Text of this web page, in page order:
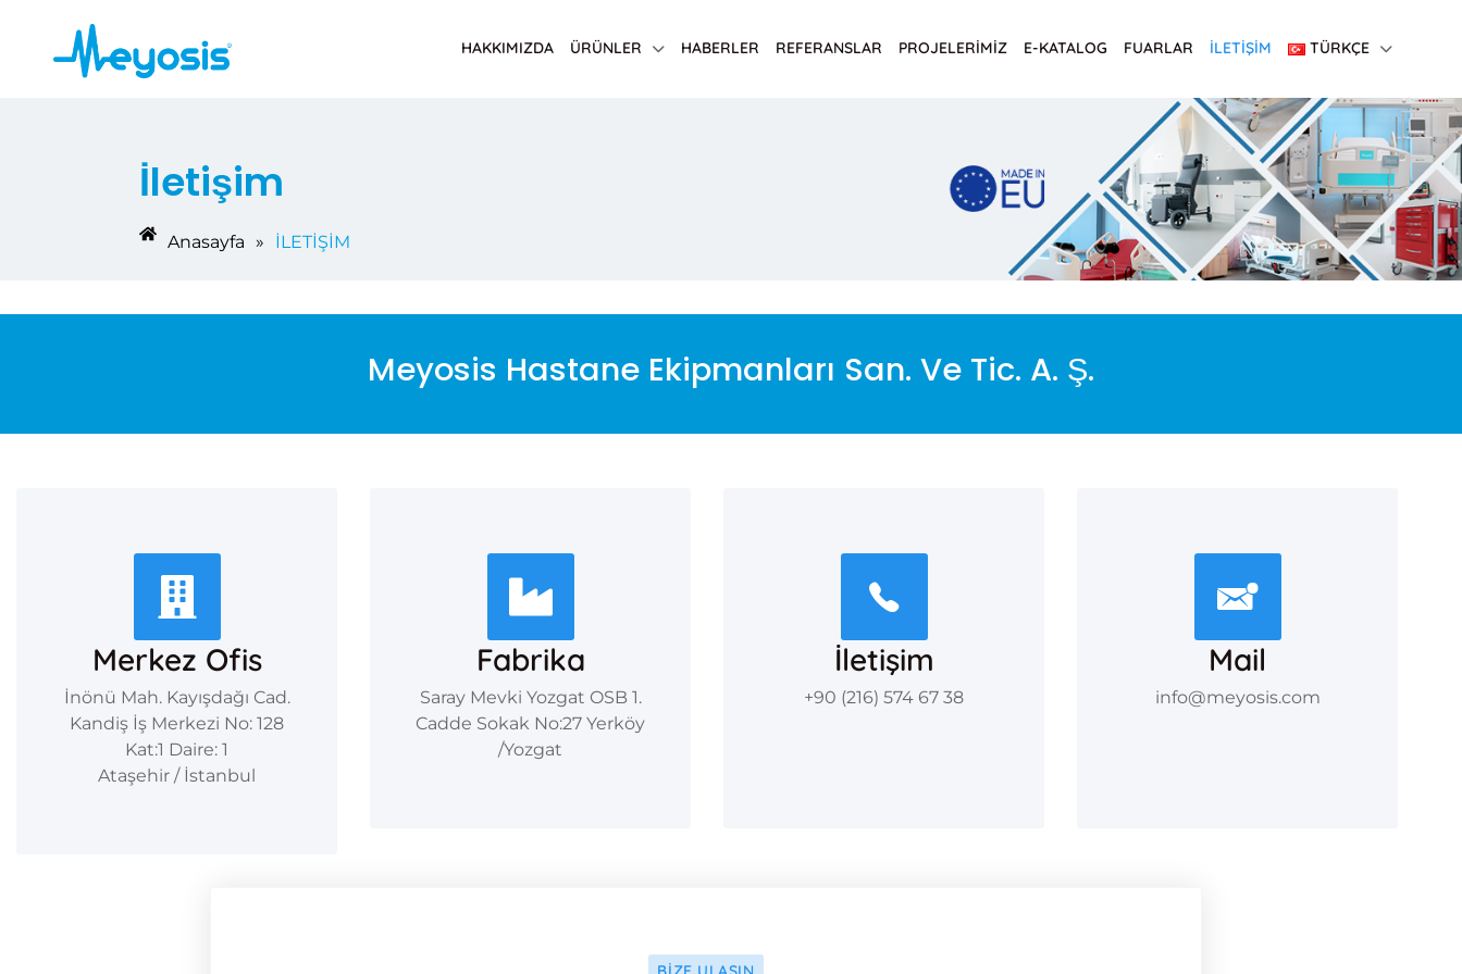
HAKKIMIZDA ÜRÜNLER HABERLER REFERANSLAR PROJELERİMİZ E-KATALOG FUARLAR İLETİŞİM TÜRKÇE
İletişim
Anasayfa » İLETİŞİM
Meyosis Hastane Ekipmanları San. Ve Tic. A. Ş.
Merkez Ofis
İnönü Mah. Kayışdağı Cad.
Kandiş İş Merkezi No: 128
Kat:1 Daire: 1
Ataşehir / İstanbul
Fabrika
Saray Mevki Yozgat OSB 1.
Cadde Sokak No:27 Yerköy
/Yozgat
İletişim
+90 (216) 574 67 38
Mail
info@meyosis.com